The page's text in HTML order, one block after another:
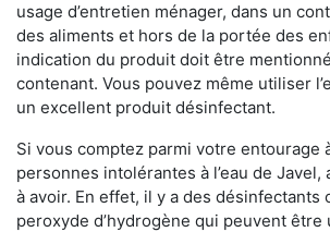
usage d’entretien ménager, dans un
des aliments et hors de la portée des
indication du produit doit être
contenant. Vous pouvez même utiliser
un excellent produit désinfectant.
Si vous comptez parmi votre entourage
personnes intolérantes à l’eau de
à avoir. En effet, il y a des désinfectants
peroxyde d’hydrogène qui peuvent être